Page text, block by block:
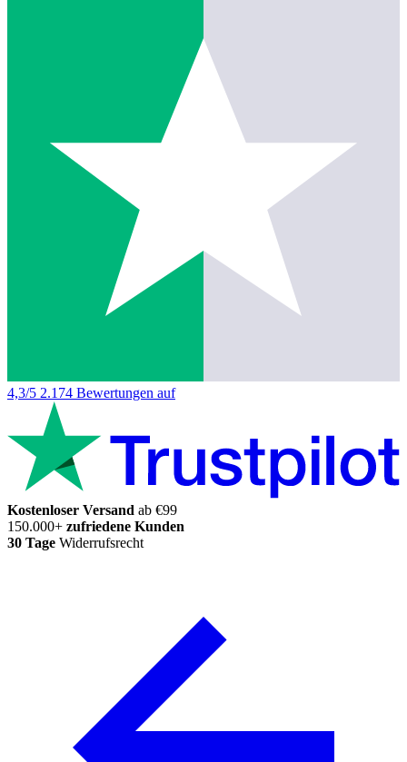
4,3/5 2.174 Bewertungen auf
Kostenloser Versand ab €99
150.000+ zufriedene Kunden
30 Tage Widerrufsrecht